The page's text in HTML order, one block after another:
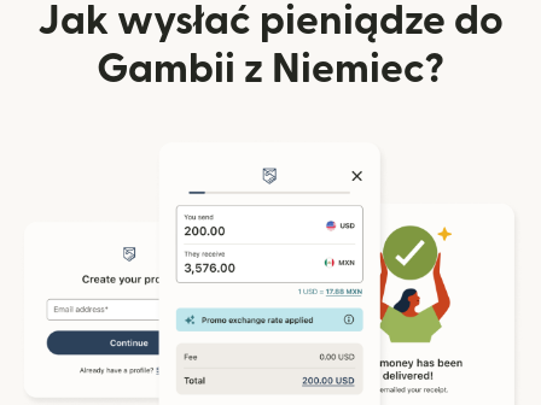
Jak wysłać pieniądze do
Gambii z Niemiec?